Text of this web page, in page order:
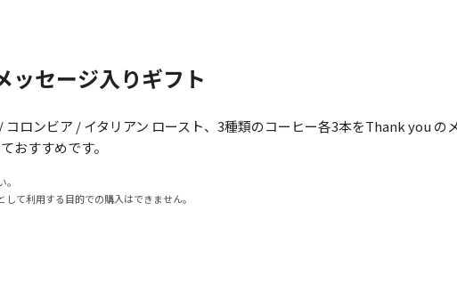
ッセージ入りギフト
ロンビア / イタリアン ロースト、3種類のコーヒー各3本をThank you
おすすめです。
て利用する目的での購入はできません。